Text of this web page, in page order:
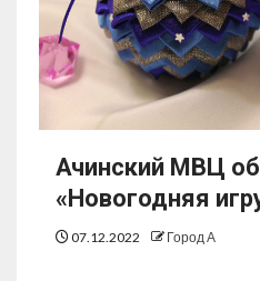
Ачинский МВЦ
«Новогодняя
07.12.2022 Город А